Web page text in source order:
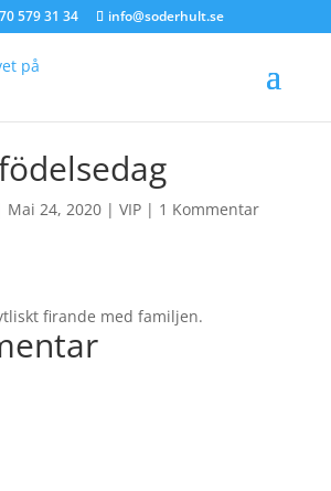
579 31 34 info@soderhult.se
Mai 24, 2020| VIP| 1 Kommentar
firande med familjen.